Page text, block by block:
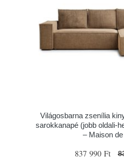
Világosbarna zsenília
sarokkanapé (jobb oldali-
– Maison
837 990 Ft